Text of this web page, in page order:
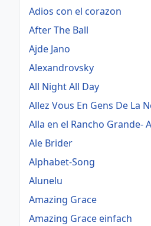
Adios con el corazon
After The Ball
Ajde Jano
Alexandrovsky
All Night All Day
Allez Vous En Gens De La
Alla en el Rancho Grande-
Ale Brider
Alphabet-Song
Alunelu
Amazing Grace
Amazing Grace einfach